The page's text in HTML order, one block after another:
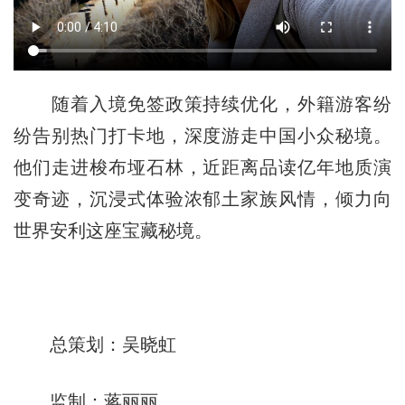
随着入境免签政策持续优化，外籍游客纷
纷告别热门打卡地，深度游走中国小众秘境。
他们走进梭布垭石林，近距离品读亿年地质演
变奇迹，沉浸式体验浓郁土家族风情，倾力向
世界安利这座宝藏秘境。
总策划：吴晓虹